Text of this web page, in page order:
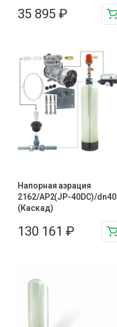
35 895 ₽
Напорная аэрация
2162/AP2(JP-40DC)/dn40
(Каскад)
130 161 ₽